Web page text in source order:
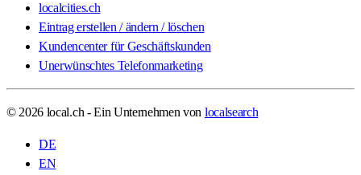
localcities.ch
Eintrag erstellen / ändern / löschen
Kundencenter für Geschäftskunden
Unerwünschtes Telefonmarketing
© 2026 local.ch - Ein Unternehmen von localsearch
DE
EN